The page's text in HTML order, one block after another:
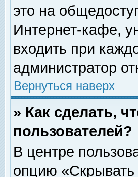
это на
Интернет-кафе,
входить при
администратор
Вернуться наверх
» Как сделать,
пользователей?
В центре
опцию